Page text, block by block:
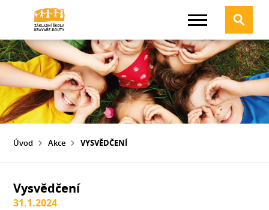
Úvod Akce VYSVĚDČENÍ
Vysvědčení
31.1.2024